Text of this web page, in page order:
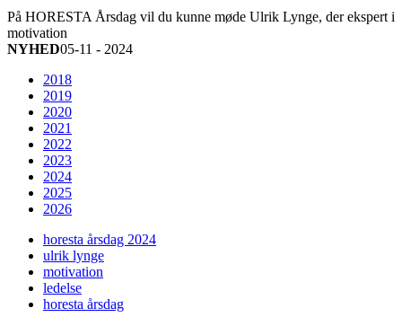
På HORESTA Årsdag vil du kunne møde Ulrik Lynge, der ekspert i
motivation
NYHED05-11 - 2024
2018
2019
2020
2021
2022
2023
2024
2025
2026
horesta årsdag 2024
ulrik lynge
motivation
ledelse
horesta årsdag